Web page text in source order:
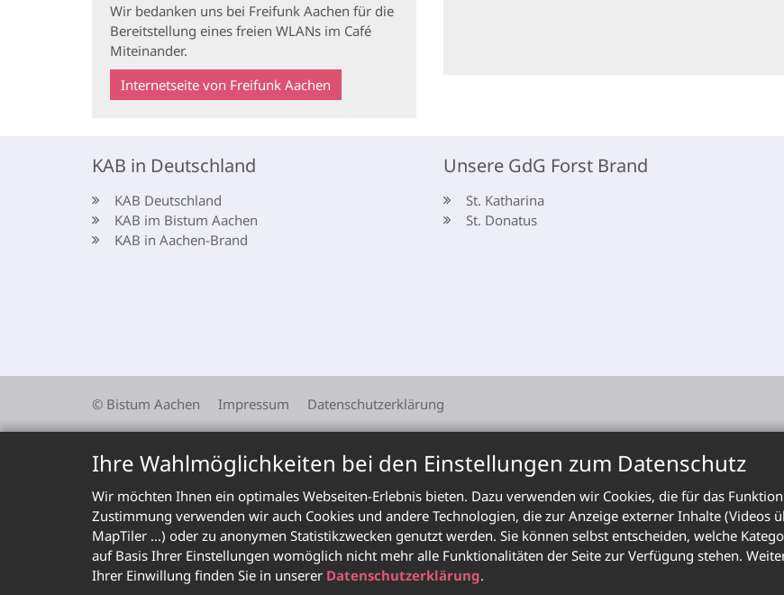
Ihre Wahlmöglichkeiten bei den Einstellungen zum Datenschutz
Wir möchten Ihnen ein optimales Webseiten-Erlebnis bieten. Dazu verwenden wir Cookies, die für das
Zustimmung verwenden wir auch Cookies und andere Technologien, die zur Anzeige externer Inhalte (Videos
MapTiler ...) oder zu anonymen Statistikzwecken genutzt werden. Sie können selbst entscheiden, welche
auf Basis Ihrer Einstellungen womöglich nicht mehr alle Funktionalitäten der Seite zur Verfügung stehen.
Ihrer Einwillung finden Sie in unserer Datenschutzerklärung.
Wir bedanken uns bei Freifunk Aachen für die
Bereitstellung eines freien WLANs im Café
Miteinander.
Internetseite von Freifunk Aachen
KAB in Deutschland
KAB Deutschland
KAB im Bistum Aachen
KAB in Aachen-Brand
Unsere GdG Forst Brand
St. Katharina
St. Donatus
© Bistum Aachen Impressum Datenschutzerklärung